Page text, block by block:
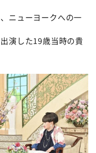
ニューヨークへの一
演した19歳当時の貴